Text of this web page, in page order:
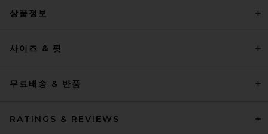
상품정보
사이즈 & 핏
무료배송 & 반품
RATINGS & REVIEWS